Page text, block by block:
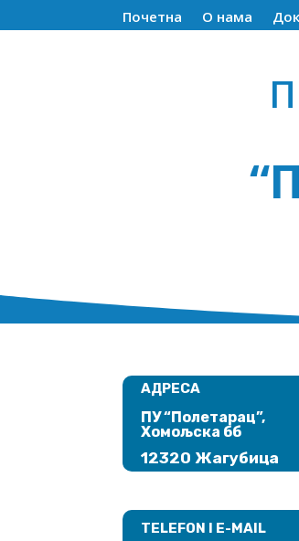
Почетна О нама
АДРЕСА
ПУ “Полетарац”,
Хомољска бб
12320 Жагубица
TELEFON I E-MAIL